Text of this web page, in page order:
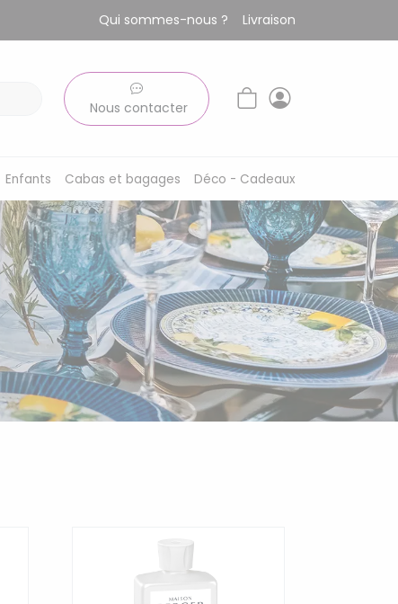
Qui sommes-nous ? Livraison
Nous contacter
Enfants Cabas et bagages Déco - Cadeaux